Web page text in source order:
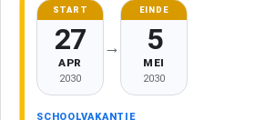
START
27
APR
2030
→
EINDE
5
MEI
2030
SCHOOLVAKANTIE